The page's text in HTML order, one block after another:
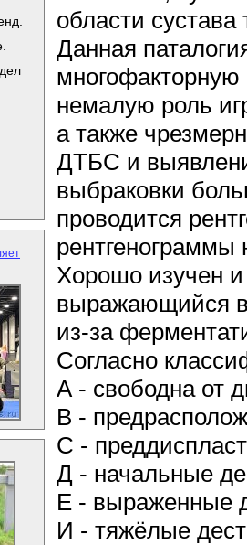
области
Данная
многофакторную
немалую роль
а также
ДТБС и
выбраковки
проводится
рентгенограммы
Хорошо изучен
выражающийся в
из-за
Согласно
А - свободна от
В -
С -
Д - начальные
Е - выраженные
И - тяжёлые